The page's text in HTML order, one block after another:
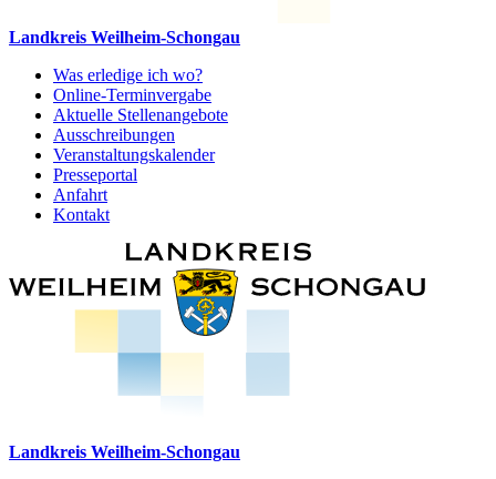
Landkreis Weilheim-Schongau
Was erledige ich wo?
Online-Terminvergabe
Aktuelle Stellenangebote
Ausschreibungen
Veranstaltungskalender
Presseportal
Anfahrt
Kontakt
Landkreis Weilheim-Schongau